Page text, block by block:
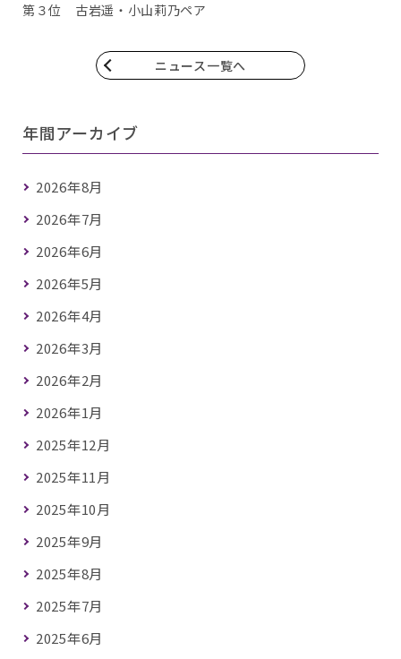
第３位 古岩遥・小山莉乃ペア
ニュース一覧へ
年間アーカイブ
2026年8月
2026年7月
2026年6月
2026年5月
2026年4月
2026年3月
2026年2月
2026年1月
2025年12月
2025年11月
2025年10月
2025年9月
2025年8月
2025年7月
2025年6月